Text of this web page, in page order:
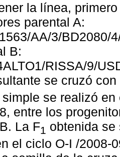
la línea,
parental A:
AA/3/BD2080/
B:
RISSA/9/
se cruzó
se realizó
entre los
La F1 obtenida se
el ciclo O-I /2008-